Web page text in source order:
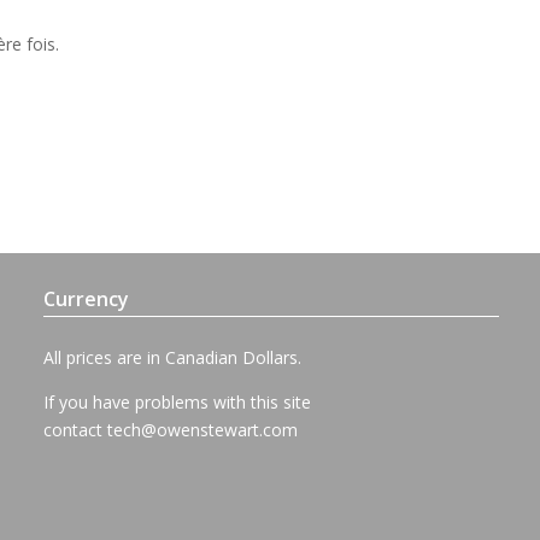
fois.
Currency
All prices are in Canadian Dollars.
If you have problems with this site
contact tech@owenstewart.com